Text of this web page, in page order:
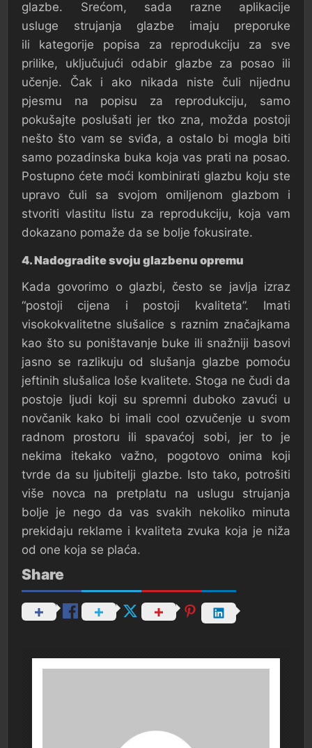
glazbe. Srećom, sada razne aplikacije
usluge strujanja glazbe imaju preporuke
ili kategorije popisa za reprodukciju za sve
prilike, uključujući odabir glazbe za posao ili
učenje. Čak i ako nikada niste čuli nijednu
pjesmu na popisu za reprodukciju, samo
pokušajte poslušati jer tko zna, možda postoji
nešto što vam se sviđa, a ostalo bi mogla biti
samo pozadinska buka koja vas prati na posao.
Postupno ćete moći kombinirati glazbu koju ste
upravo čuli sa svojom omiljenom glazbom i
stvoriti vlastitu listu za reprodukciju, koja vam
dokazano pomaže da se bolje fokusirate.
4. Nadogradite svoju glazbenu opremu
Kada govorimo o glazbi, često se javlja izraz
“postoji cijena i postoji kvaliteta”. Imati
visokokvalitetne slušalice s raznim značajkama
kao što su poništavanje buke ili snažniji basovi
jasno se razlikuju od slušanja glazbe pomoću
jeftinih slušalica loše kvalitete. Stoga ne čudi da
postoje ljudi koji su spremni duboko zavući u
novčanik kako bi imali cool ozvučenje u svom
radnom prostoru ili spavaćoj sobi, jer to je
nekima itekako važno, pogotovo onima koji
tvrde da su ljubitelji glazbe. Isto tako, potrošiti
više novca na pretplatu na uslugu strujanja
bolje je nego da vas svakih nekoliko minuta
prekidaju reklame i kvaliteta zvuka koja je niža
od one koja se plaća.
Share